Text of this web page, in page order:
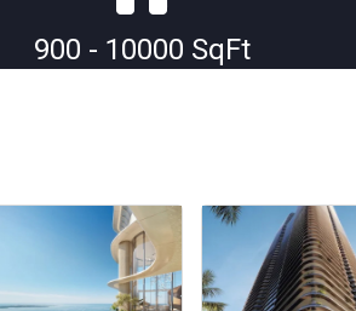
900 - 10000 SqFt